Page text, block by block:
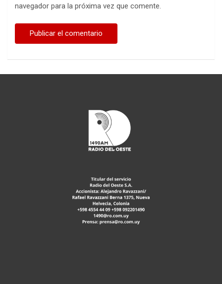
navegador para la próxima vez que comente.